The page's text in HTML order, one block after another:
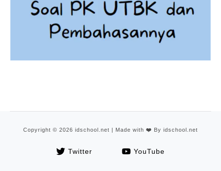
Copyright © 2026 idschool.net | Made with ❤️ By idschool.net
Twitter YouTube